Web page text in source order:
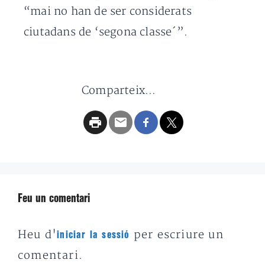
“mai no han de ser considerats
ciutadans de ‘segona classe´”.
Comparteix...
Feu un comentari
Heu d'iniciar la sessió
per escriure un
comentari.